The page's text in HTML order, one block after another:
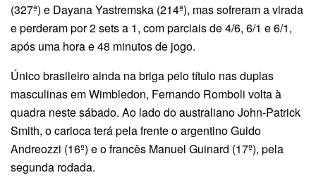
(327ª) e Dayana Yastremska (214ª), mas sofreram a virada
e perderam por 2 sets a 1, com parciais de 4/6, 6/1 e 6/1,
após uma hora e 48 minutos de jogo.
Único brasileiro ainda na briga pelo título nas duplas
masculinas em Wimbledon, Fernando Romboli volta à
quadra neste sábado. Ao lado do australiano John-Patrick
Smith, o carioca terá pela frente o argentino Guido
Andreozzi (16º) e o francês Manuel Guinard (17º), pela
segunda rodada.